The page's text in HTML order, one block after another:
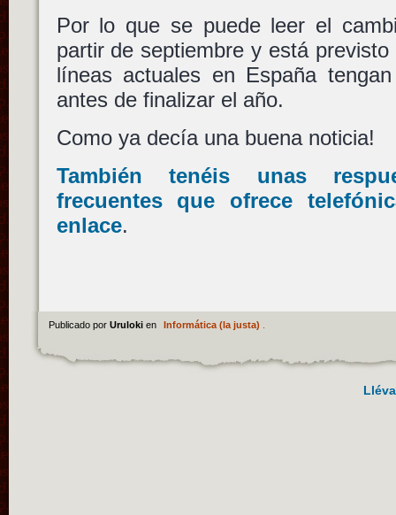
Por lo que se puede leer el
partir de septiembre y está
líneas actuales en España
antes de finalizar el año.
Como ya decía una buena noticia!
También tenéis unas
frecuentes que ofrece
enlace.
Publicado por Uruloki en Informática (la justa)